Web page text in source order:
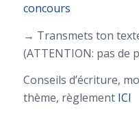
concours
→ Transmets ton
(ATTENTION: pas de
Conseils d’écriture,
thème, règlement ICI